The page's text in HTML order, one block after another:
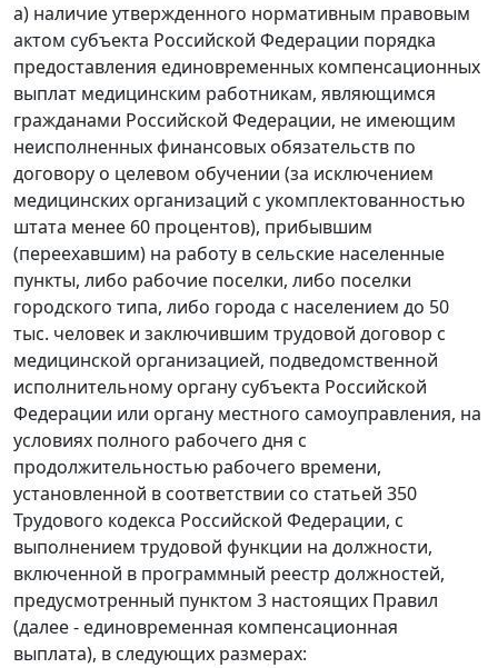
а) наличие утвержденного нормативным правовым
актом субъекта Российской Федерации порядка
предоставления единовременных компенсационных
выплат медицинским работникам, являющимся
гражданами Российской Федерации, не имеющим
неисполненных финансовых обязательств по
договору о целевом обучении (за исключением
медицинских организаций с укомплектованностью
штата менее 60 процентов), прибывшим
(переехавшим) на работу в сельские населенные
пункты, либо рабочие поселки, либо поселки
городского типа, либо города с населением до 50
тыс. человек и заключившим трудовой договор с
медицинской организацией, подведомственной
исполнительному органу субъекта Российской
Федерации или органу местного самоуправления, на
условиях полного рабочего дня с
продолжительностью рабочего времени,
установленной в соответствии со статьей 350
Трудового кодекса Российской Федерации, с
выполнением трудовой функции на должности,
включенной в программный реестр должностей,
предусмотренный пунктом 3 настоящих Правил
(далее - единовременная компенсационная
выплата), в следующих размерах: